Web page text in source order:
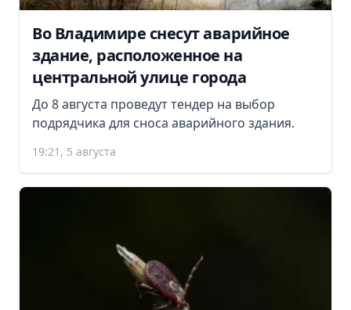
Во Владимире снесут аварийное
здание, расположенное на
центральной улице города
До 8 августа проведут тендер на выбор
подрядчика для сноса аварийного здания.
19:21, 5 августа